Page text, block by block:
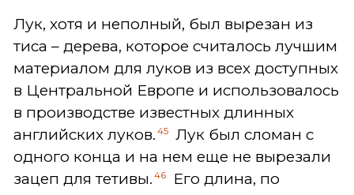
Лук, хотя и неполный, был вырезан из
тиса – дерева, которое считалось лучшим
материалом для луков из всех доступных
в Центральной Европе и использовалось
в производстве известных длинных
английских луков. 45 Лук был сломан с
одного конца и на нем еще не вырезали
зацеп для тетивы. 46
Его длина, по